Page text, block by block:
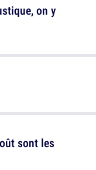
on y
sont les